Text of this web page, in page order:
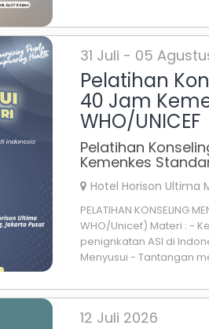
31 Juli - 05
Pelatihan
40 Jam
WHO/UNICEF
Pelatihan
Kemenkes
Hotel Horison Ultima
PELATIHAN KONSELING
WHO/Unicef) Materi : -
penignkatan ASI di
Menyusui - Tantangan
12 Juli 2026